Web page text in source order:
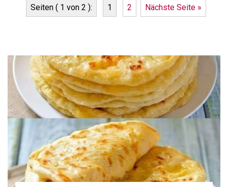
Seiten ( 1 von 2 ): 1 2 Nächste Seite »